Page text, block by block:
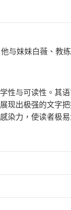
与妹妹白薇、教
性与可读性。其
现出极强的文字
染力，使读者极